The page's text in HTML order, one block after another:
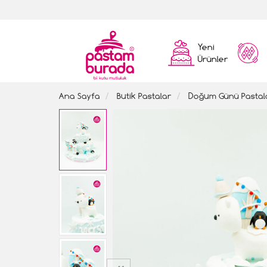
Yeni
Ürünler
Ana Sayfa Butik Pastalar Doğum Günü